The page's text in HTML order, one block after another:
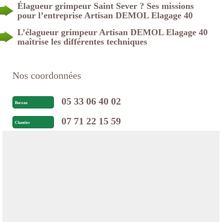
Élagueur grimpeur Saint Sever ? Ses missions
pour l’entreprise Artisan DEMOL Elagage 40
L’élagueur grimpeur Artisan DEMOL Elagage 40
maîtrise les différentes techniques
Nos coordonnées
Bureau 05 33 06 40 02
Chantier 07 71 22 15 59